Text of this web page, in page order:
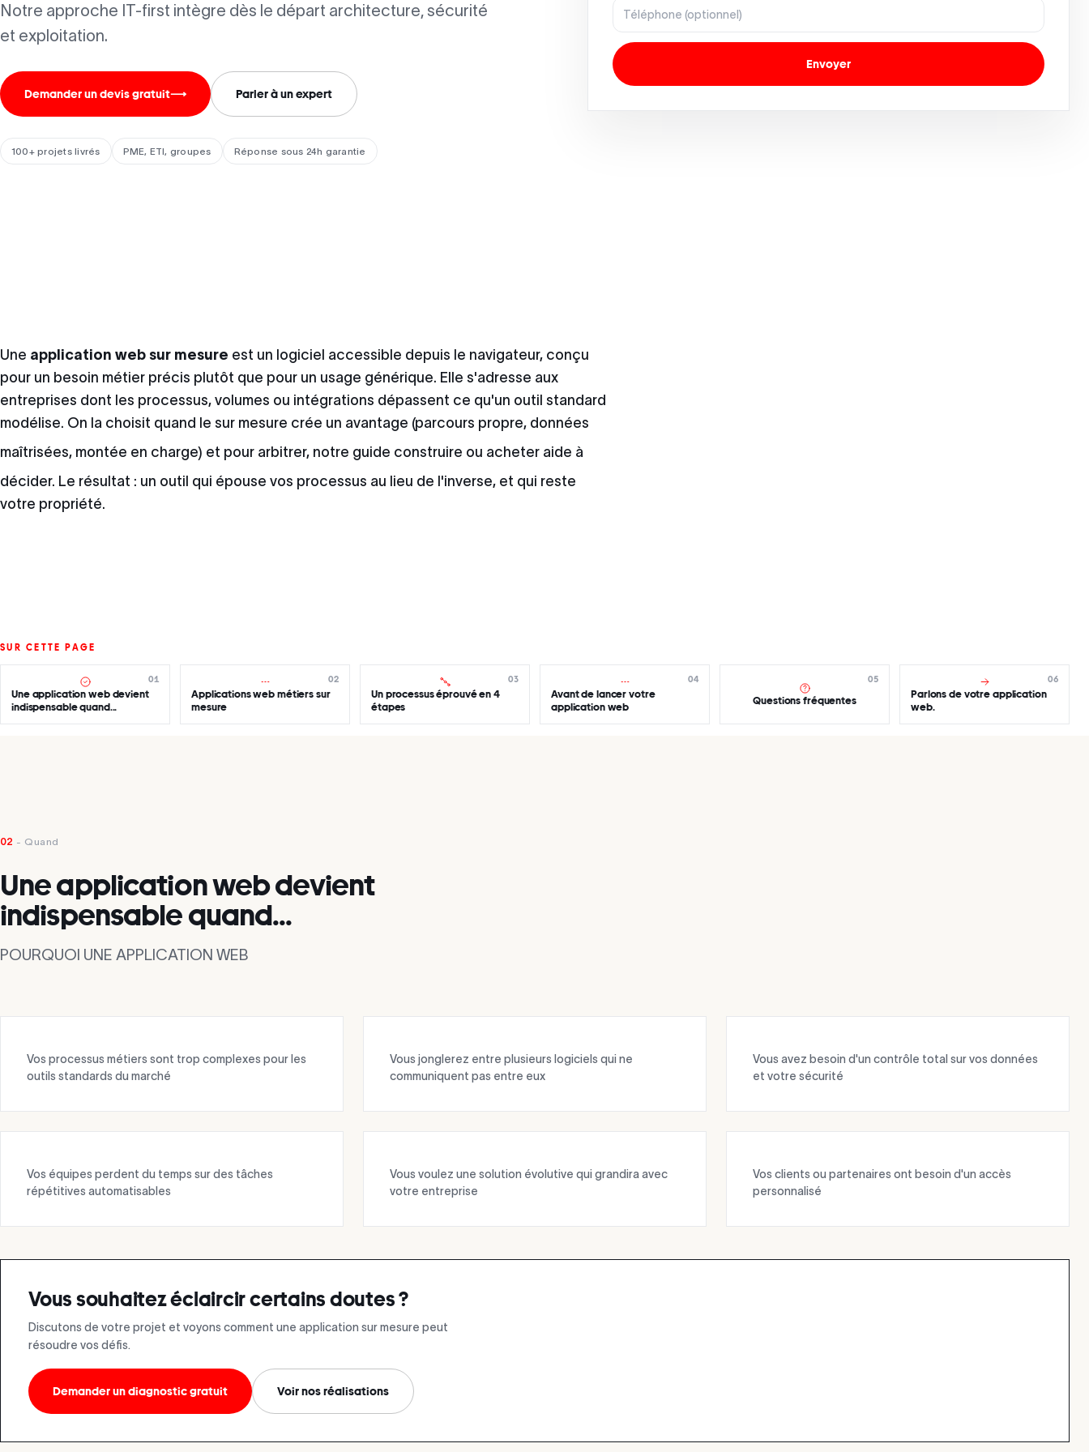
Notre approche IT-first intègre dès le départ architecture, sécurité
et exploitation.
Demander un devis gratuit⟶ Parler à un expert
100+ projets livrés PME, ETI, groupes Réponse sous 24h garantie
Envoyer
Une application web sur mesure est un logiciel accessible depuis le navigateur, conçu
pour un besoin métier précis plutôt que pour un usage générique. Elle s'adresse aux
entreprises dont les processus, volumes ou intégrations dépassent ce qu'un outil standard
modélise. On la choisit quand le sur mesure crée un avantage (parcours propre, données
maîtrisées, montée en charge) et pour arbitrer, notre guide construire ou acheter aide à
décider. Le résultat : un outil qui épouse vos processus au lieu de l'inverse, et qui reste
votre propriété.
SUR CETTE PAGE
01
Une application web devient
indispensable quand...
02
Applications web métiers sur
mesure
03
Un processus éprouvé en 4
étapes
04
Avant de lancer votre
application web
05
Questions fréquentes
06
Parlons de votre application
web.
02 - Quand
Une application web devient
indispensable quand...
POURQUOI UNE APPLICATION WEB
Vos processus métiers sont trop complexes pour les
outils standards du marché
Vous jonglerez entre plusieurs logiciels qui ne
communiquent pas entre eux
Vous avez besoin d'un contrôle total sur vos données
et votre sécurité
Vos équipes perdent du temps sur des tâches
répétitives automatisables
Vous voulez une solution évolutive qui grandira avec
votre entreprise
Vos clients ou partenaires ont besoin d'un accès
personnalisé
Vous souhaitez éclaircir certains doutes ?
Discutons de votre projet et voyons comment une application sur mesure peut
résoudre vos défis.
Demander un diagnostic gratuit Voir nos réalisations